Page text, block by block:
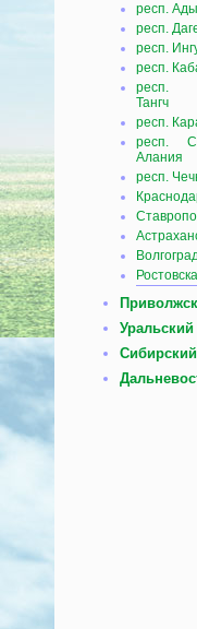
респ.
респ.
респ.
респ.
респ.
Тангч
респ.
респ.
Алания
респ.